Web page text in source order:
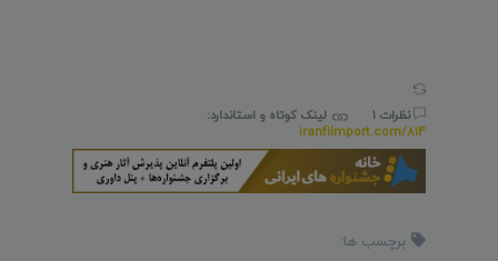
نظرات 1
لینک کوتاه و استاندارد:
iranfilmport.com/814
برچسب ها: